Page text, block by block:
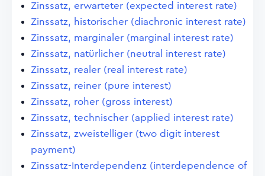
Zinssatz, erwarteter (expected interest rate)
Zinssatz, historischer (diachronic interest rate)
Zinssatz, marginaler (marginal interest rate)
Zinssatz, natürlicher (neutral interest rate)
Zinssatz, realer (real interest rate)
Zinssatz, reiner (pure interest)
Zinssatz, roher (gross interest)
Zinssatz, technischer (applied interest rate)
Zinssatz, zweistelliger (two digit interest
payment)
Zinssatz-Interdependenz (interdependence of